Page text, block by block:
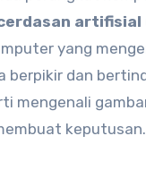
artifisial
yang
berpikir dan
mengenali
keputusan.